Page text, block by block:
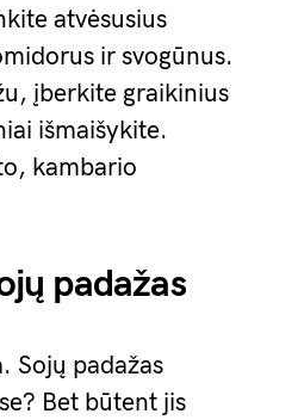
atvėsusius
ir svogūnus.
įberkite graikinius
išmaišykite.
kambario
padažas
Sojų padažas
Bet būtent jis